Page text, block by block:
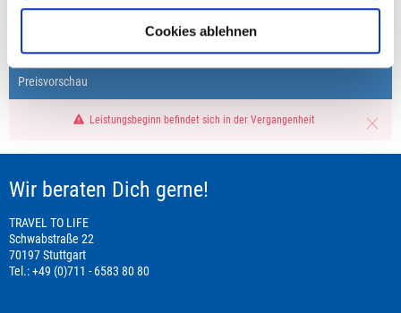
Cookies ablehnen
+49 (0)711 - 6583 80 80
Preisvorschau
Leistungsbeginn befindet sich in der Vergangenheit
Wir beraten Dich gerne!
TRAVEL TO LIFE
Schwabstraße 22
70197 Stuttgart
Tel.: +49 (0)711 - 6583 80 80